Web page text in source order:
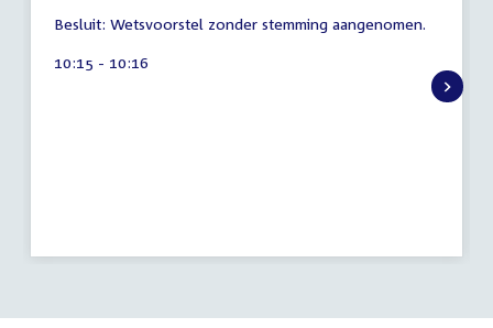
augustus
Besluit: Wetsvoorstel zonder stemming aangenomen.
Tijd
10:15 - 10:16